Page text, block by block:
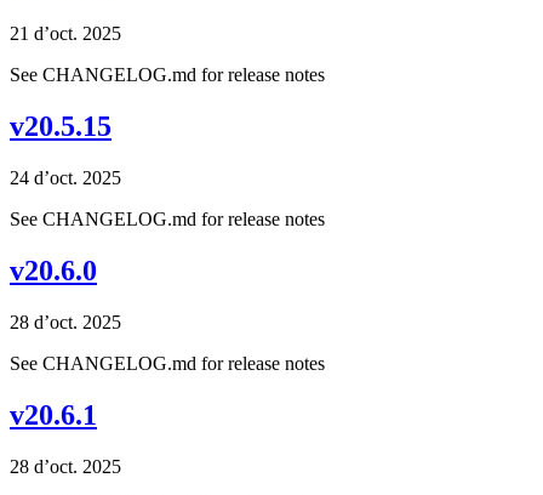
21 d’oct. 2025
See CHANGELOG.md for release notes
v20.5.15
24 d’oct. 2025
See CHANGELOG.md for release notes
v20.6.0
28 d’oct. 2025
See CHANGELOG.md for release notes
v20.6.1
28 d’oct. 2025